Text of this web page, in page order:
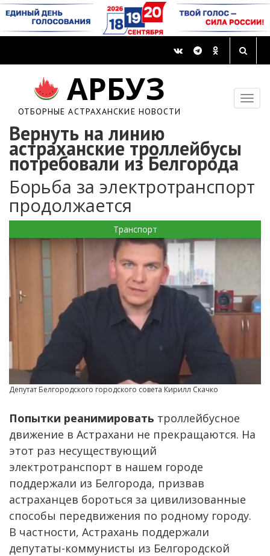
АРБУЗ
ОТБОРНЫЕ АСТРАХАНСКИЕ НОВОСТИ
Вернуть на линию
астраханские троллейбусы
потребовали из Белгорода
Борьба за электротранспорт
продолжается
Транспорт
Депутат Белгородского городского совета Кирилл Скачко
Попытки реанимировать троллейбусное
движение в Астрахани не прекращаются. На
этот раз несуществующий
электротранспорт в нашем городе
поддержали из Белгорода, призвав
астраханцев бороться за цивилизованные
способы передвижения по родному городу.
В частности, Астрахань поддержали
депутаты-коммунисты из Белгородской